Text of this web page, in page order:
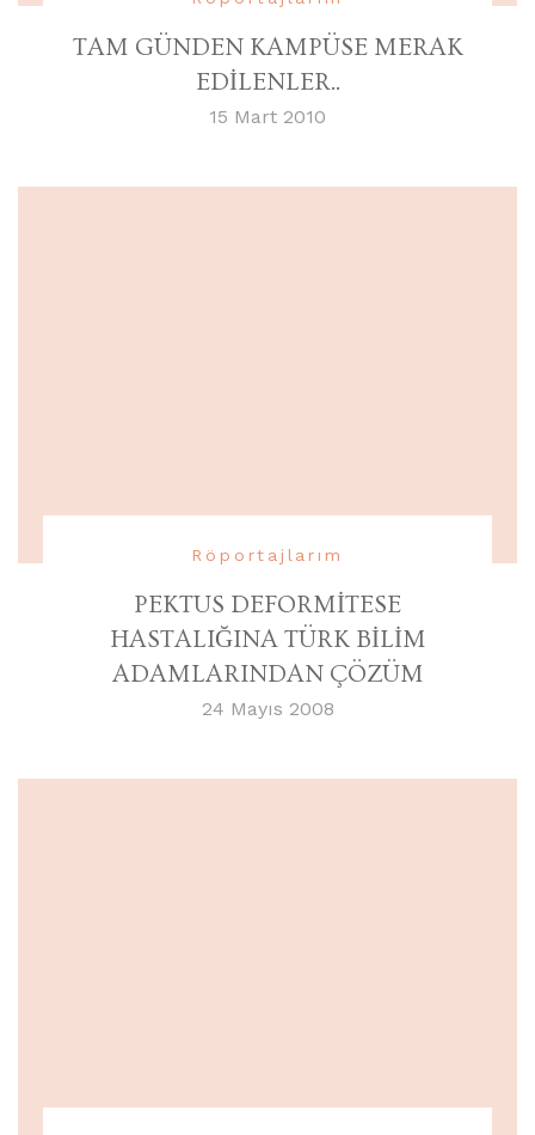
TAM GÜNDEN KAMPÜSE MERAK
EDİLENLER..
15 Mart 2010
Röportajlarım
PEKTUS DEFORMİTESE
HASTALIĞINA TÜRK BİLİM
ADAMLARINDAN ÇÖZÜM
24 Mayıs 2008